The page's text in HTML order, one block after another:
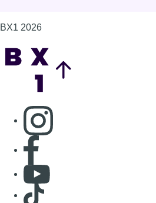
BX1 2026
Consulter page Instagram
Consulter page Facebook
Consulter Youtube
Consulter TikTok